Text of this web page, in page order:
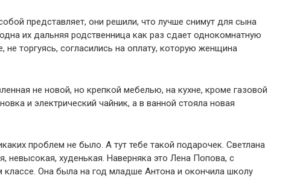
представляет, они решили, что лучше снимут для сына
их дальняя родственница как раз сдает однокомнатную
не торгуясь, согласились на оплату, которую женщина
не новой, но крепкой мебелью, на кухне, кроме газовой
и электрический чайник, а в ванной стояла новая
проблем не было. А тут тебе такой подарочек. Светлана
невысокая, худенькая. Наверняка это Лена Попова, с
Она была на год младше Антона и окончила школу